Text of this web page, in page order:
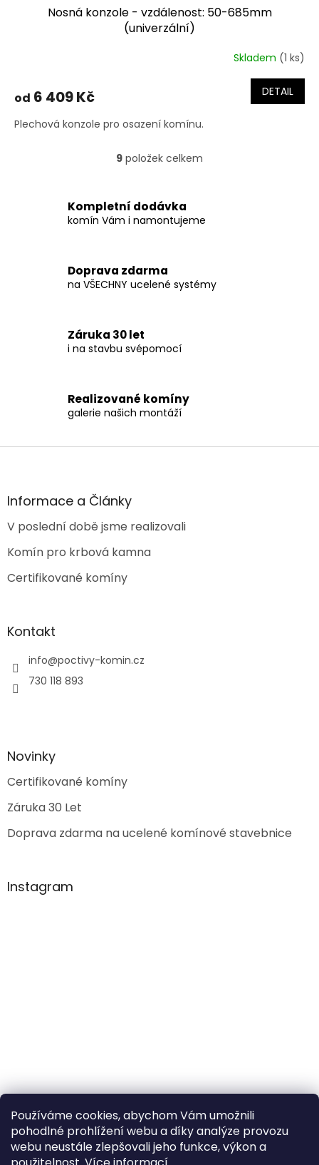
Používáme cookies, abychom Vám umožnili
pohodlné prohlížení webu a díky analýze provozu
webu neustále zlepšovali jeho funkce, výkon a
Nosná konzole - vzdálenost: 50-685mm
(univerzální)
Skladem (1 ks)
od 6 409 Kč DETAIL
Plechová konzole pro osazení komínu.
O
á
d
p
r
ý
s
u
9 položek celkem
Kompletní dodávka
komín Vám i namontujeme
Doprava zdarma
na VŠECHNY ucelené systémy
Záruka 30 let
i na stavbu svépomocí
Realizované komíny
galerie našich montáží
Z
aInformace a Články
V poslední době jsme realizovali
Komín pro krbová kamna
Certifikované komíny
Kontakt
info@poctivy-komin.cz
730 118 893
Novinky
Certifikované komíny
Záruka 30 Let
Doprava zdarma na ucelené komínové stavebnice
Instagram
Sledovat na Instagramu